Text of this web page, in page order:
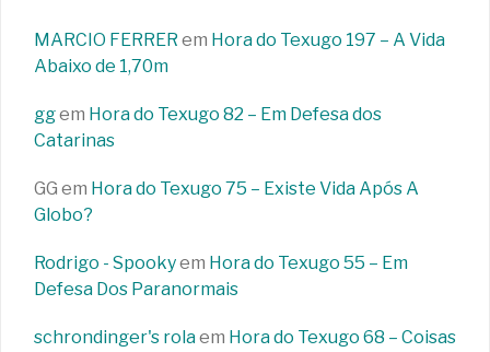
MARCIO FERRER em Hora do Texugo 197 – A Vida
Abaixo de 1,70m
ggem Hora do Texugo 82 – Em Defesa dos
Catarinas
GG em Hora do Texugo 75 – Existe Vida Após A
Globo?
Rodrigo - Spookyem Hora do Texugo 55 – Em
Defesa Dos Paranormais
schrondinger's rolaem Hora do Texugo 68 – Coisas